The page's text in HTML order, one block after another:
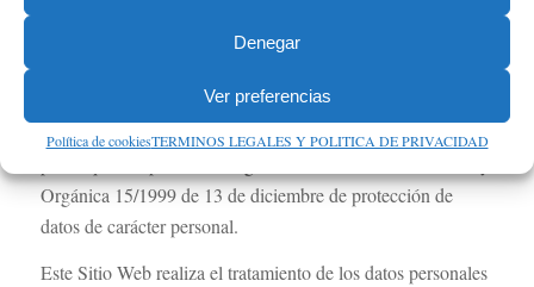
Denegar
Ver preferencias
Política de cookiesTERMINOS LEGALES Y POLITICA DE PRIVACIDAD
necesario para el cumplimiento de las obligaciones legales
derivadas del Real Decreto 1720/2001 de 21 de diciembre,
Orgánica 15/1999 de 13 de diciembre de protección de
datos de carácter personal.
Este Sitio Web realiza el tratamiento de los datos personales